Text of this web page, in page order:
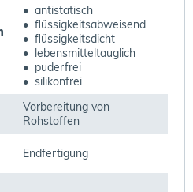
• antistatisch
• flüssigkeitsabweisend
• flüssigkeitsdicht
• lebensmitteltauglich
• puderfrei
• silikonfrei
Vorbereitung von
Rohstoffen
Endfertigung